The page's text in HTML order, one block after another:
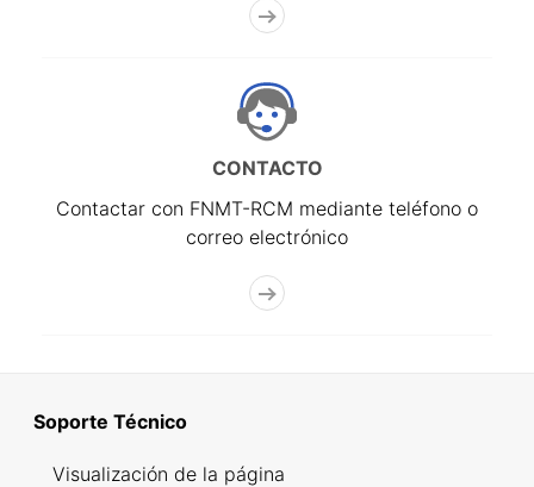
CONTACTO
Contactar con FNMT-RCM mediante teléfono o
correo electrónico
Soporte Técnico
Visualización de la página